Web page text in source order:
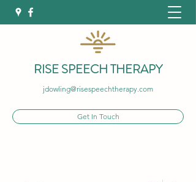
RISE SPEECH THERAPY
jdowling@risespeechtherapy.com
Get In Touch